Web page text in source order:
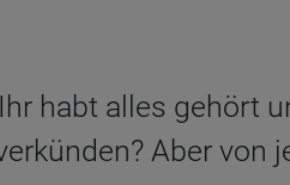
Ihr habt alles gehört
Aber von